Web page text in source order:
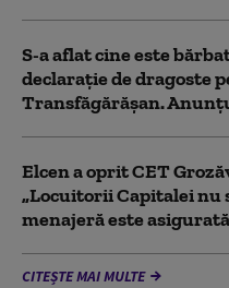
S-a aflat cine este
declarație de dragoste
Transfăgărășan.
Elcen a oprit CET
„Locuitorii Capitalei nu
menajeră este
CITEȘTE MAI MULTE